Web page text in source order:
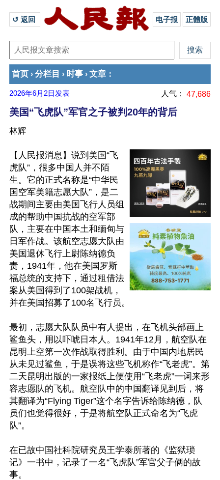
↺ 返回 电子报 正體版
首页 › 分栏目 › 时事 › 文章 ：
2026年6月2日 发表 人气： 47,686
美国“飞虎队”军官之子被判20年的背后
林辉
【人民报消息】说到美国“飞
虎队”，很多中国人并不陌
生。它的正式名称是“中华民
国空军美籍志愿大队”，是二
战期间主要由美国飞行人员组
成的帮助中国抗战的空军部
队，主要在中国本土和缅甸与
日军作战。该航空志愿大队由
美国退休飞行上尉陈纳德负
责，1941年，他在美国罗斯
福总统的支持下，通过租借法
案从美国得到了100架战机，
并在美国招募了100名飞行员。
最初，志愿大队队员中有人提出，在飞机头部画上
鲨鱼头，用以吓唬日本人。1941年12月，航空队在
昆明上空第一次作战取得胜利。由于中国内地居民
从未见过鲨鱼，于是误将这些飞机称作“飞老虎”。第
二天昆明出版的一家报纸上便使用“飞老虎”一词来形
容志愿队的飞机。航空队中的中国翻译见到后，将
其翻译为“Flying Tiger”这个名字告诉给陈纳德，队
员们也觉得很好，于是将航空队正式命名为“飞虎
队”。
在已故中国社科院研究员王学泰所著的《监狱琐
记》一书中，记录了一名“飞虎队”军官父子俩的故
事。